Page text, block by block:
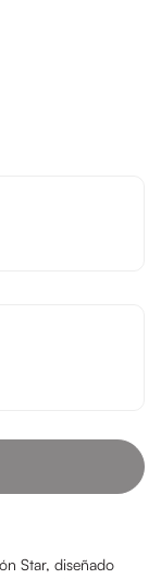
Star, diseñado